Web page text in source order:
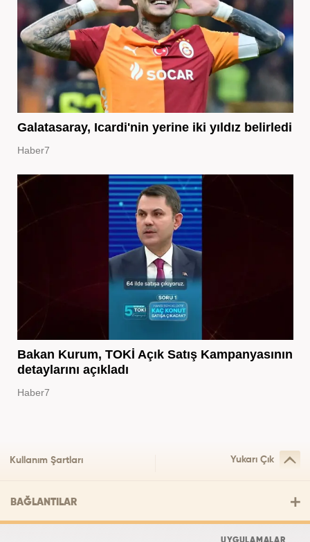
Galatasaray, Icardi'nin yerine iki yıldız belirledi
Haber7
Bakan Kurum, TOKİ Açık Satış Kampanyasının
detaylarını açıkladı
Haber7
Kullanım Şartları Yukarı Çık
BAĞLANTILAR